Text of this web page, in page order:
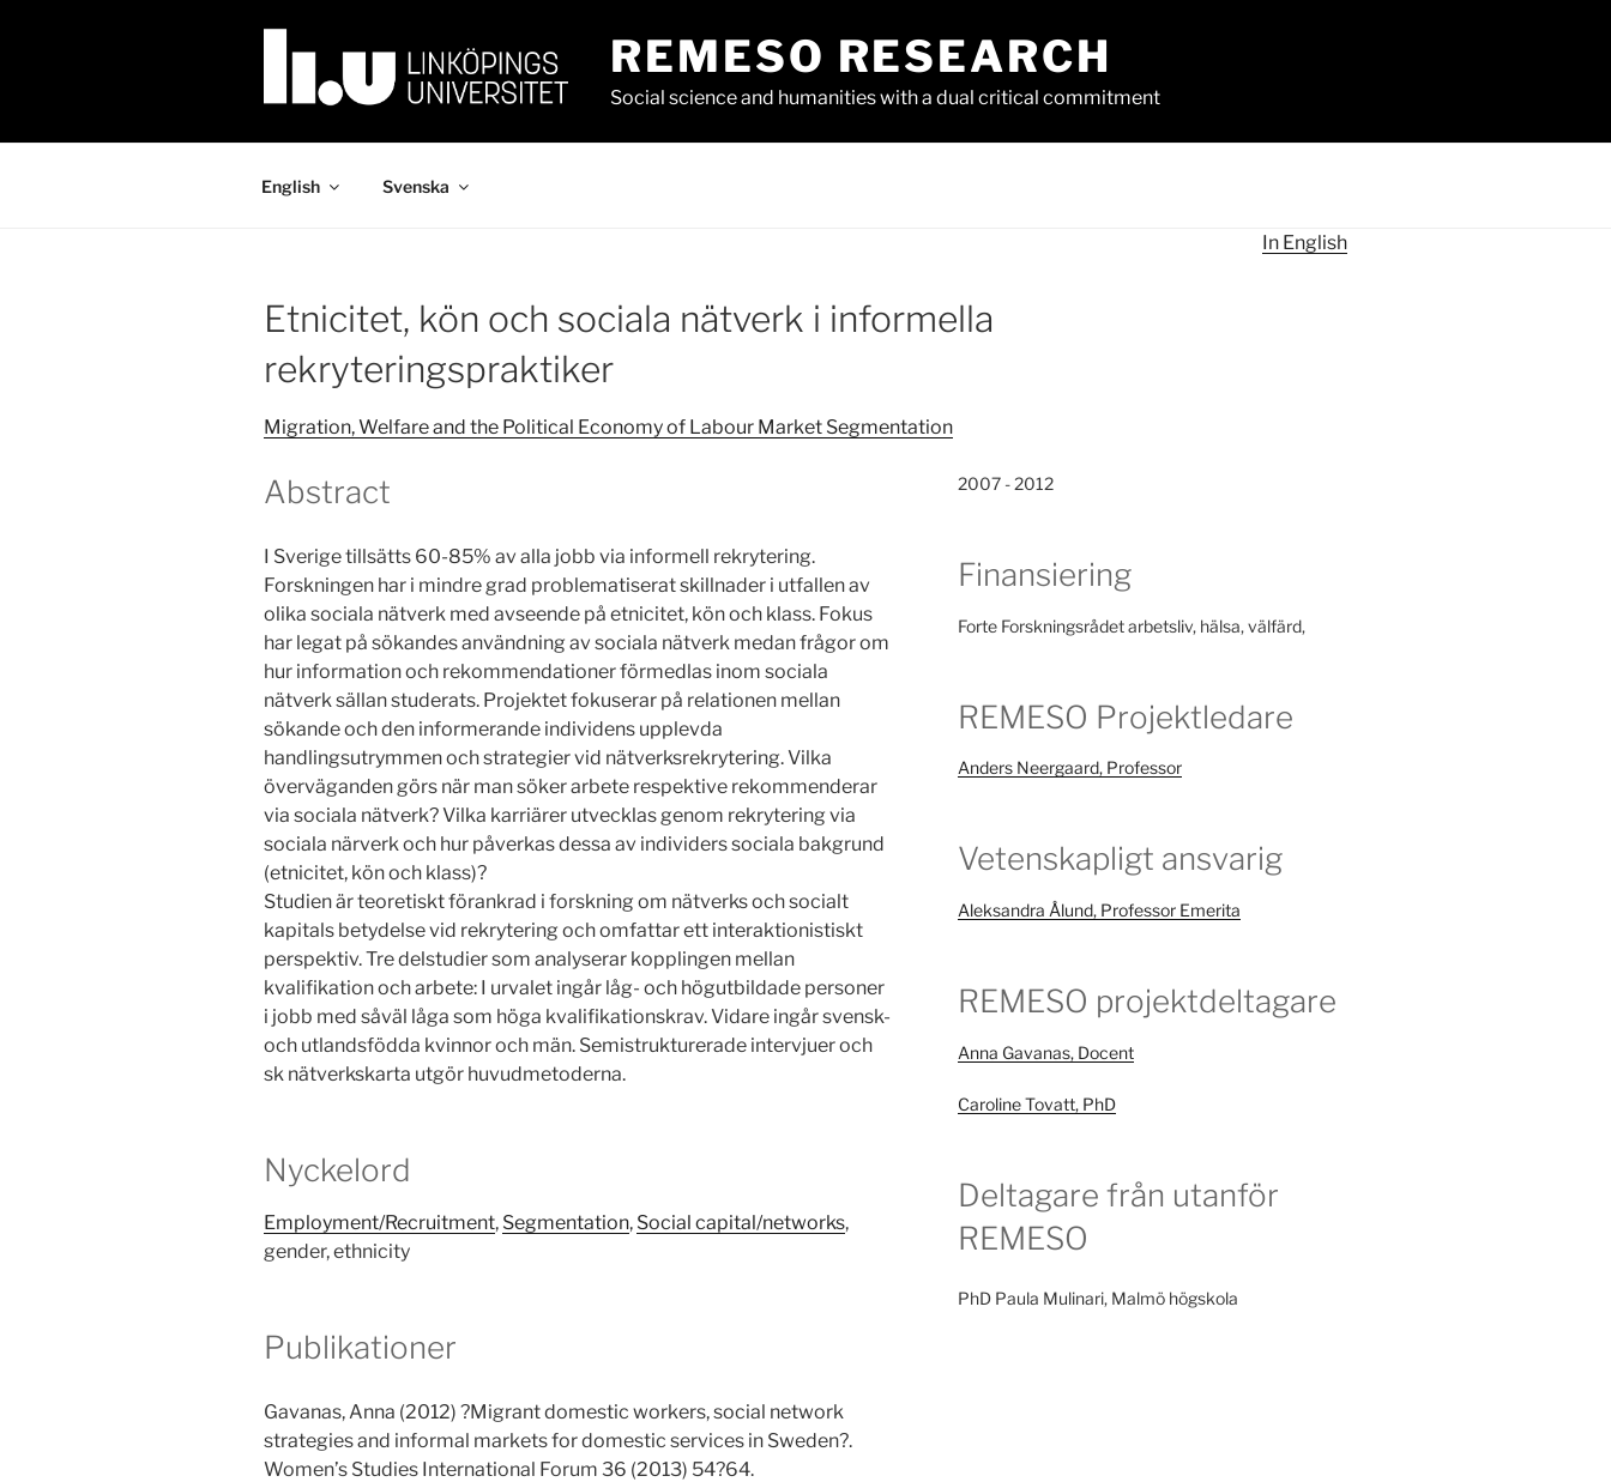
REMESO RESEARCH
Social science and humanities with a dual critical commitment
English Svenska
In English
Etnicitet, kön och sociala nätverk i informella
rekryteringspraktiker
Migration, Welfare and the Political Economy of Labour Market Segmentation
Abstract
I Sverige tillsätts 60-85% av alla jobb via informell rekrytering.
Forskningen har i mindre grad problematiserat skillnader i utfallen av
olika sociala nätverk med avseende på etnicitet, kön och klass. Fokus
har legat på sökandes användning av sociala nätverk medan frågor om
hur information och rekommendationer förmedlas inom sociala
nätverk sällan studerats. Projektet fokuserar på relationen mellan
sökande och den informerande individens upplevda
handlingsutrymmen och strategier vid nätverksrekrytering. Vilka
överväganden görs när man söker arbete respektive rekommenderar
via sociala nätverk? Vilka karriärer utvecklas genom rekrytering via
sociala närverk och hur påverkas dessa av individers sociala bakgrund
(etnicitet, kön och klass)?
Studien är teoretiskt förankrad i forskning om nätverks och socialt
kapitals betydelse vid rekrytering och omfattar ett interaktionistiskt
perspektiv. Tre delstudier som analyserar kopplingen mellan
kvalifikation och arbete: I urvalet ingår låg- och högutbildade personer
i jobb med såväl låga som höga kvalifikationskrav. Vidare ingår svensk-
och utlandsfödda kvinnor och män. Semistrukturerade intervjuer och
sk nätverkskarta utgör huvudmetoderna.
Nyckelord
Employment/Recruitment, Segmentation, Social capital/networks,
gender, ethnicity
Publikationer
Gavanas, Anna (2012) ?Migrant domestic workers, social network
strategies and informal markets for domestic services in Sweden?.
Women’s Studies International Forum 36 (2013) 54?64.
2007 - 2012
Finansiering
Forte Forskningsrådet arbetsliv, hälsa, välfärd,
REMESO Projektledare
Anders Neergaard, Professor
Vetenskapligt ansvarig
Aleksandra Ålund, Professor Emerita
REMESO projektdeltagare
Anna Gavanas, Docent
Caroline Tovatt, PhD
Deltagare från utanför
REMESO
PhD Paula Mulinari, Malmö högskola